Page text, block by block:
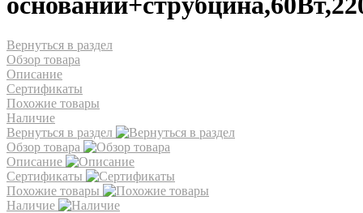
Вернуться в раздел
Обзор товара
Описание
Сертификаты
Похожие товары
Наличие
Вернуться в раздел
Обзор товара
Описание
Сертификаты
Похожие товары
Наличие